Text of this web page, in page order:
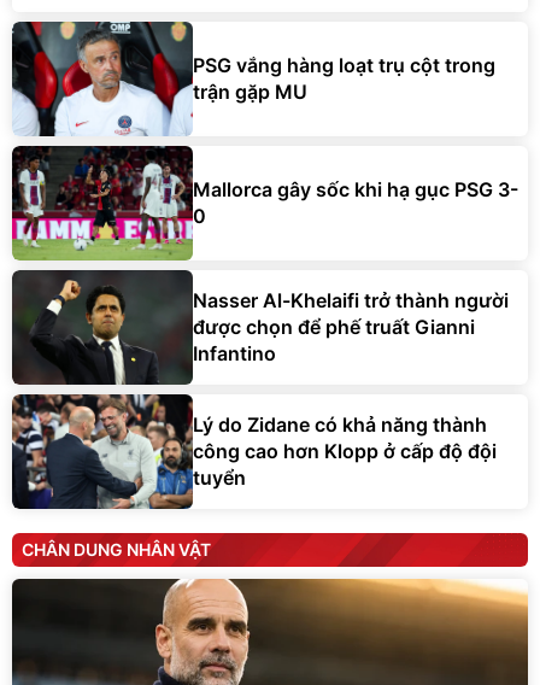
PSG vắng hàng loạt trụ cột trong
trận gặp MU
Mallorca gây sốc khi hạ gục PSG 3-
0
Nasser Al-Khelaifi trở thành người
được chọn để phế truất Gianni
Infantino
Lý do Zidane có khả năng thành
công cao hơn Klopp ở cấp độ đội
tuyển
CHÂN DUNG NHÂN VẬT